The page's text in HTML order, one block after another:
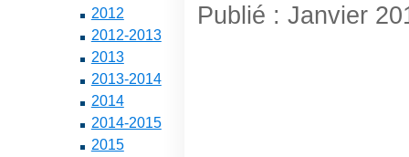
2012
2012-2013
2013
2013-2014
2014
2014-2015
2015
Publié : Janvier